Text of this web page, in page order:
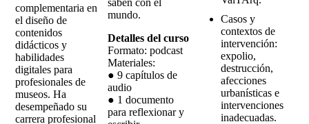
complementaria en
el diseño de
contenidos
didácticos y
habilidades
digitales para
profesionales de
museos. Ha
desempeñado su
carrera profesional
saben con el
mundo.
Detalles del curso
Formato: podcast
Materiales:
● 9 capítulos de
audio
● 1 documento
para reflexionar y
Casos y
contextos de
intervención:
expolio,
destrucción,
afecciones
urbanísticas e
intervenciones
inadecuadas.